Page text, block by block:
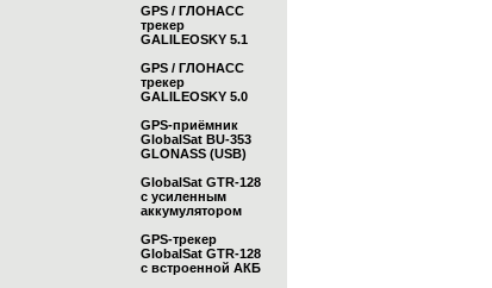
GPS / ГЛОНАСС
трекер
GALILEOSKY 5.1
GPS / ГЛОНАСС
трекер
GALILEOSKY 5.0
GPS-приёмник
GlobalSat BU-353
GLONASS (USB)
GlobalSat GTR-128
с усиленным
аккумулятором
GPS-трекер
GlobalSat GTR-128
с встроенной АКБ